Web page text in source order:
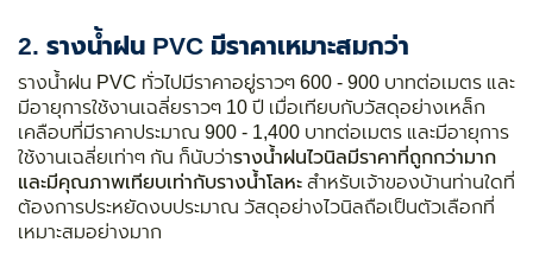
2. รางน้ำฝน PVC มีราคาเหมาะสมกว่า
รางน้ำฝน PVC ทั่วไปมีราคาอยู่ราวๆ 600 - 900 บาทต่อเมตร และ
มีอายุการใช้งานเฉลี่ยราวๆ 10 ปี เมื่อเทียบกับวัสดุอย่างเหล็ก
เคลือบที่มีราคาประมาณ 900 - 1,400 บาทต่อเมตร และมีอายุการ
ใช้งานเฉลี่ยเท่าๆ กัน ก็นับว่ารางน้ำฝนไวนิลมีราคาที่ถูกกว่ามาก
และมีคุณภาพเทียบเท่ากับรางน้ำโลหะ สำหรับเจ้าของบ้านท่านใดที่
ต้องการประหยัดงบประมาณ วัสดุอย่างไวนิลถือเป็นตัวเลือกที่
เหมาะสมอย่างมาก